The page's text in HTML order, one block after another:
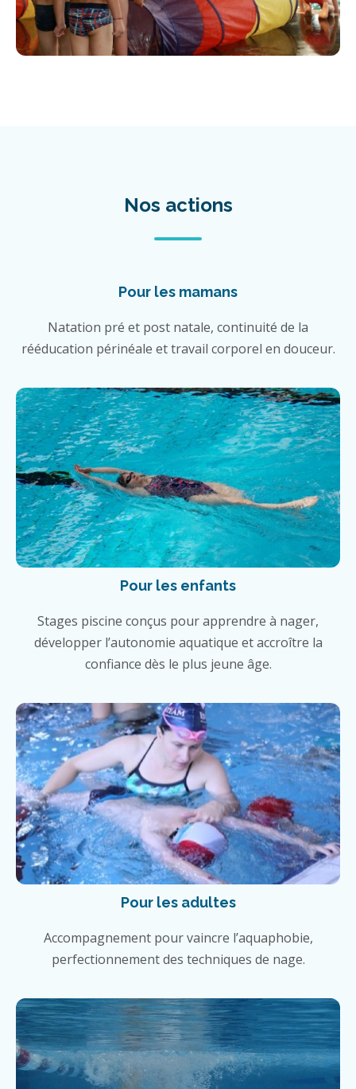
Nos actions
Pour les mamans
Natation pré et post natale, continuité de la
rééducation périnéale et travail corporel en douceur.
Pour les enfants
Stages piscine conçus pour apprendre à nager,
développer l’autonomie aquatique et accroître la
confiance dès le plus jeune âge.
Pour les adultes
Accompagnement pour vaincre l’aquaphobie,
perfectionnement des techniques de nage.